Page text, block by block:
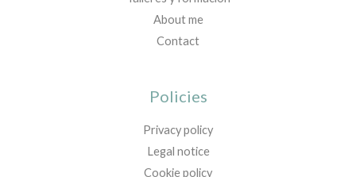
About me
Contact
Policies
Privacy policy
Legal notice
Cookie policy